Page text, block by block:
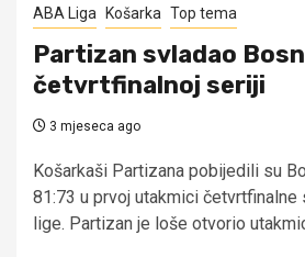
ABA Liga Košarka Top tema
Partizan svladao
četvrtfinalnoj seriji
3 mjeseca ago
Košarkaši Partizana pobijedili su
81:73 u prvoj utakmici
lige. Partizan je loše otvorio